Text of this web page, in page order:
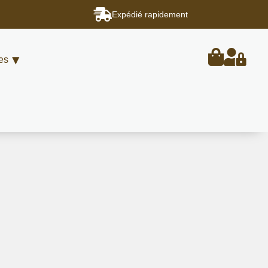
Expédié rapidement